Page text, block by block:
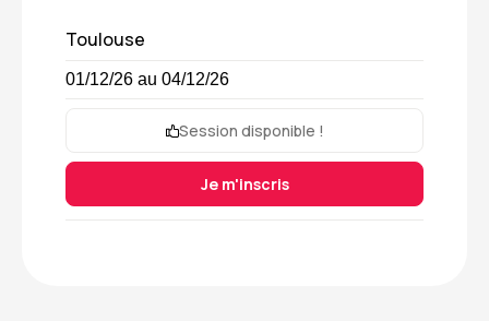
Toulouse
01/12/26 au 04/12/26
Session disponible !
Je m'inscris